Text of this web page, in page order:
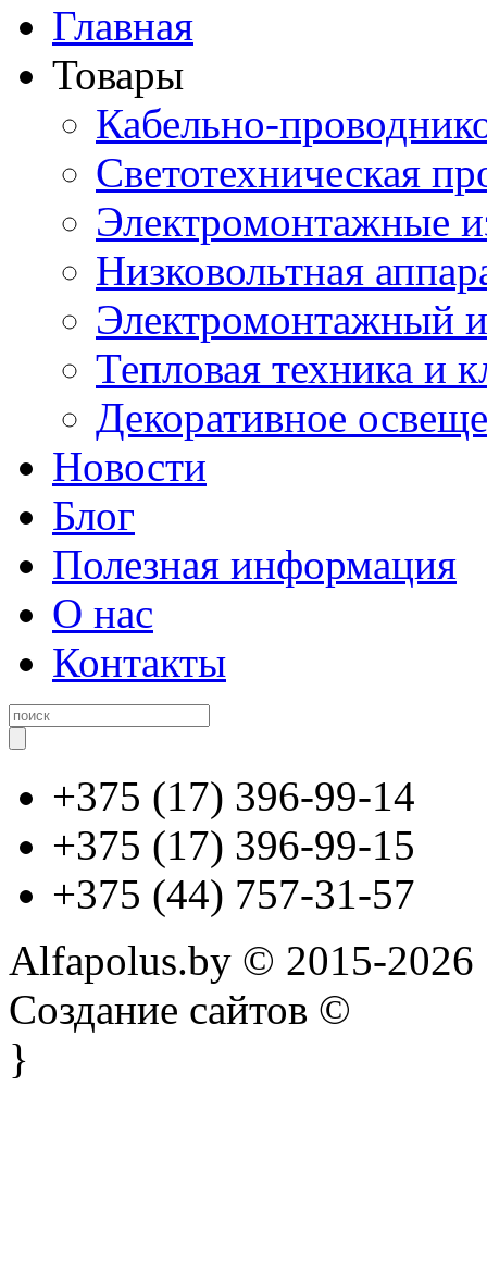
Главная
Товары
Кабельно-
Светотехническая
Электромонтажные
Низковольтная
Электромонтажный
Тепловая техника и
Декоративное
Новости
Блог
Полезная информация
О нас
Контакты
+375 (17) 396-99-14
+375 (17) 396-99-15
+375 (44) 757-31-57
Alfapolus.by © 2015-2026
Создание сайтов ©
}